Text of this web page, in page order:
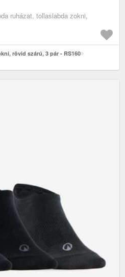
ruházat, tollaslabda zokni,
rövid szárú, 3 pár - RS160